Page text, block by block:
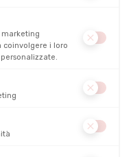
uomo Lowa consuola